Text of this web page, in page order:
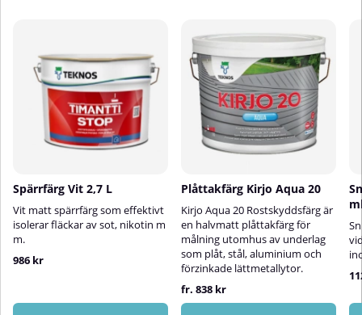
Spärrfärg Vit 2,7 L
Vit matt spärrfärg som effektivt
isolerar fläckar av sot, nikotin m
m.
986 kr
Plåttakfärg Kirjo Aqua 20
Kirjo Aqua 20 Rostskyddsfärg är
en halvmatt plåttakfärg för
målning utomhus av underlag
som plåt, stål, aluminium och
förzinkade lättmetallytor.
fr. 838 kr